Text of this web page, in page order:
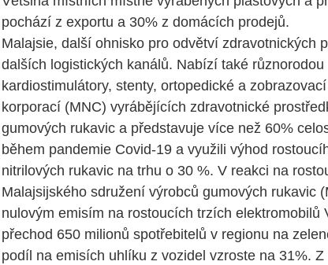
pochází z exportu a 30% z domácích prodejů.
Malajsie, další ohnisko pro odvětví zdravotnických
dalších logistických kanálů. Nabízí také
kardiostimulátory, stenty, ortopedické a
korporací (MNC) vyrábějících zdravotnické
gumových rukavic a představuje více než 60%
během pandemie Covid-19 a využili výhod
nitrilových rukavic na trhu o 30 %. V reakci na
Malajsijského sdružení výrobců gumových rukavic
nulovým emisím na rostoucích trzích
přechod 650 milionů spotřebitelů v regionu na
podíl na emisích uhlíku z vozidel vzroste na 31%.